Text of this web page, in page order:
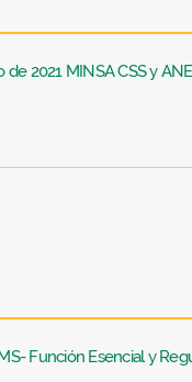
2021 MINSA CSS y
Función Esencial y